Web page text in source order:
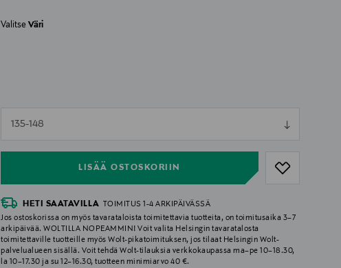
ValitseVäri
135-148
LISÄÄ OSTOSKORIIN
null
HETI SAATAVILLA
TOIMITUS 1-4 ARKIPÄIVÄSSÄ
Jos ostoskorissa on myös tavarataloista toimitettavia tuotteita, on toimitusaika 3–7
arkipäivää. WOLTILLA NOPEAMMIN! Voit valita Helsingin tavaratalosta
toimitettaville tuotteille myös Wolt-pikatoimituksen, jos tilaat Helsingin Wolt-
palvelualueen sisällä. Voit tehdä Wolt-tilauksia verkkokaupassa ma–pe 10–18.30,
la 10–17.30 ja su 12–16.30, tuotteen minimiarvo 40 €.